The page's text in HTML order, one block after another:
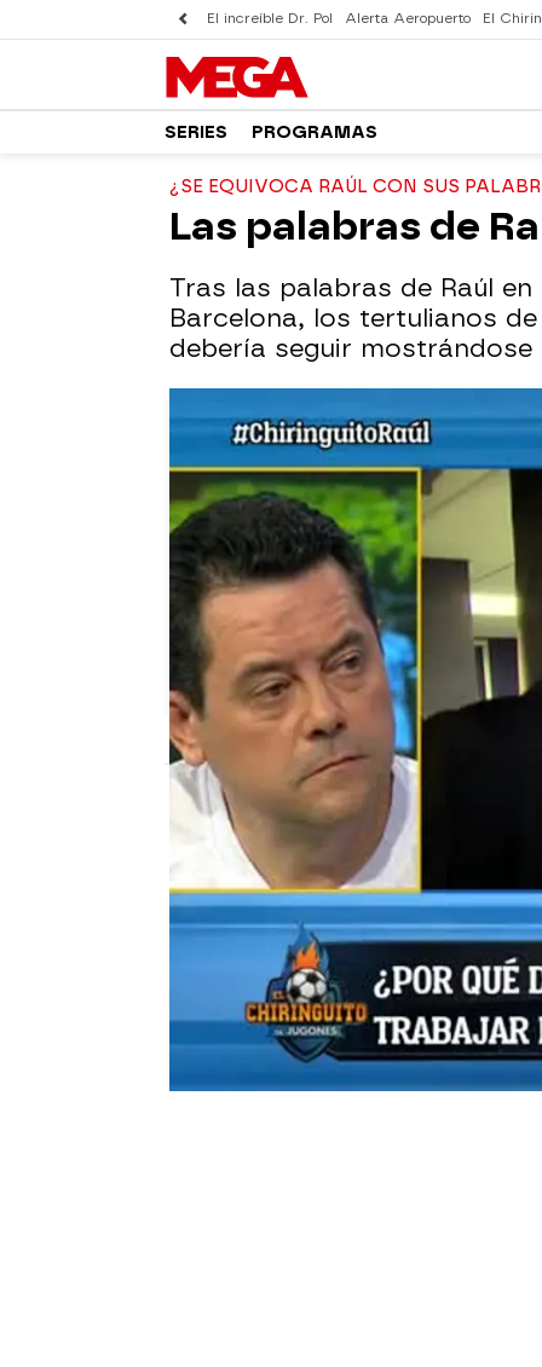
El increíble Dr. Pol Alerta Aeropuerto El
SERIES PROGRAMAS
¿SE EQUIVOCA RAÚL CON SUS
Las palabras de
Tras las palabras de Raúl
Barcelona, los tertulianos
debería seguir
mega
Madrid
Publicado: 08 de junio de 2018, 17:10
Raúl Real Madrid Barcelona